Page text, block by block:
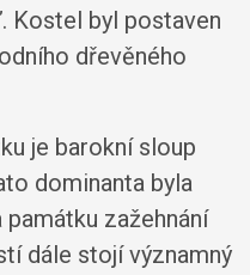
Kostel byl postaven
dřevěného
je barokní sloup
dominanta byla
zažehnání
dále stojí významný